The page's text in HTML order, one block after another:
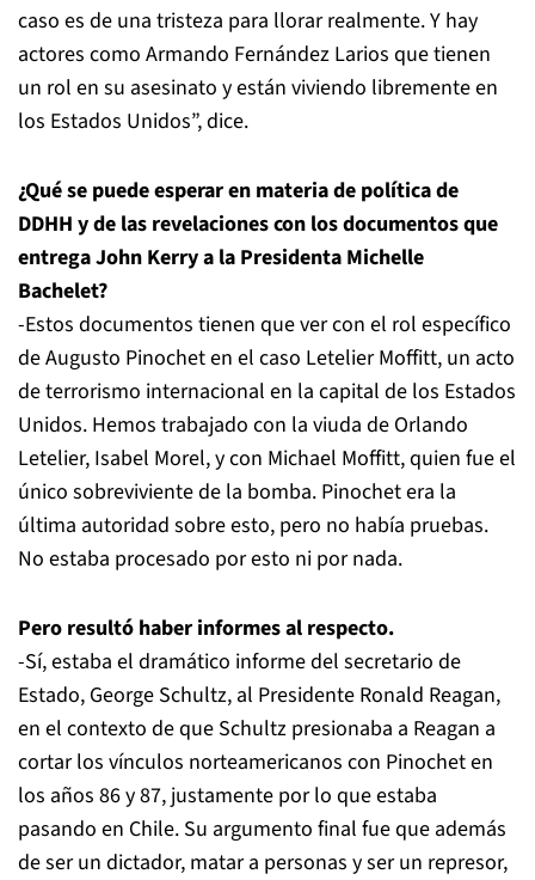
caso es de una tristeza para llorar realmente. Y hay
actores como Armando Fernández Larios que tienen
un rol en su asesinato y están viviendo libremente en
los Estados Unidos”, dice.
¿Qué se puede esperar en materia de política de
DDHH y de las revelaciones con los documentos que
entrega John Kerry a la Presidenta Michelle
Bachelet?
-Estos documentos tienen que ver con el rol específico
de Augusto Pinochet en el caso Letelier Moffitt, un acto
de terrorismo internacional en la capital de los Estados
Unidos. Hemos trabajado con la viuda de Orlando
Letelier, Isabel Morel, y con Michael Moffitt, quien fue el
único sobreviviente de la bomba. Pinochet era la
última autoridad sobre esto, pero no había pruebas.
No estaba procesado por esto ni por nada.
Pero resultó haber informes al respecto.
-Sí, estaba el dramático informe del secretario de
Estado, George Schultz, al Presidente Ronald Reagan,
en el contexto de que Schultz presionaba a Reagan a
cortar los vínculos norteamericanos con Pinochet en
los años 86 y 87, justamente por lo que estaba
pasando en Chile. Su argumento final fue que además
de ser un dictador, matar a personas y ser un represor,